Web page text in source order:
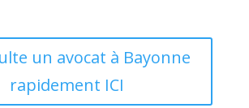
un avocat à Bayonne
rapidement ICI